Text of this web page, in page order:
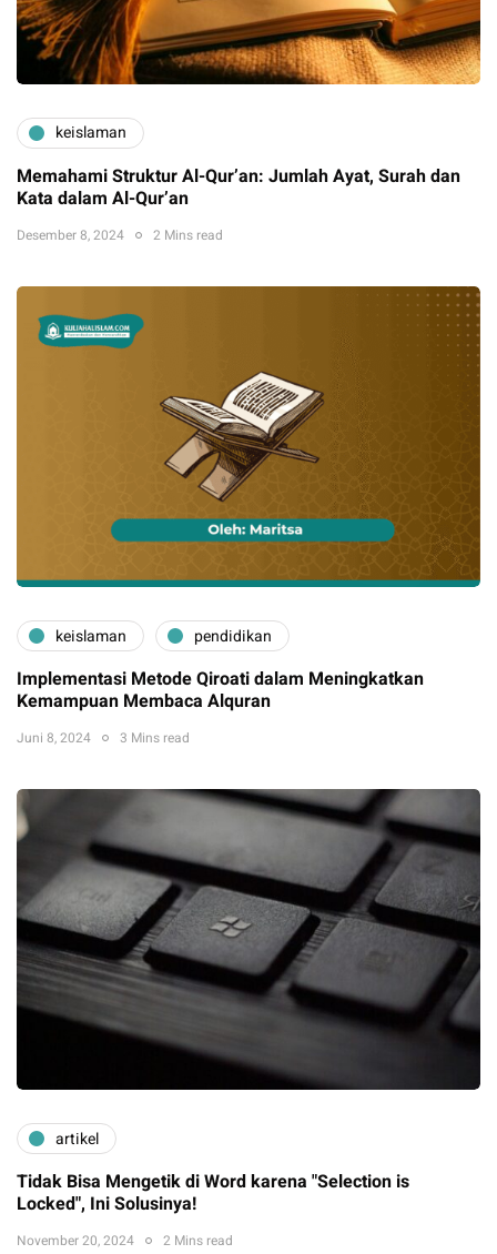
keislaman
Memahami Struktur Al-Qur’an: Jumlah Ayat, Surah dan
Kata dalam Al-Qur’an
Desember 8, 2024 2 Mins read
keislaman pendidikan
Implementasi Metode Qiroati dalam Meningkatkan
Kemampuan Membaca Alquran
Juni 8, 2024 3 Mins read
artikel
Tidak Bisa Mengetik di Word karena "Selection is
Locked", Ini Solusinya!
November 20, 2024 2 Mins read